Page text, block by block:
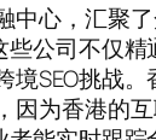
中心，汇聚
些公司不仅
SEO挑战。
因为香港的